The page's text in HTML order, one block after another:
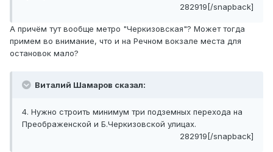
282919[/snapback]
А причём тут вообще метро "Черкизовская"? Может тогда
примем во внимание, что и на Речном вокзале места для
остановок мало?
Виталий Шамаров сказал:
4. Нужно строить минимум три подземных перехода на
Преображенской и Б.Черкизовской улицах.
282919[/snapback]